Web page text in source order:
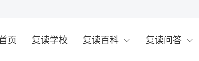
页 复读学校 复读百科 复读问答